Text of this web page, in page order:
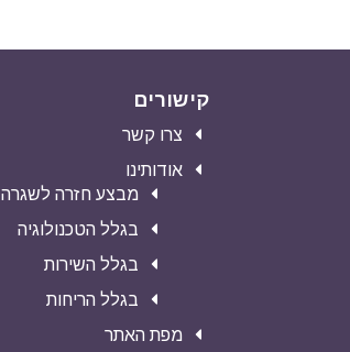
קישורים
צרו קשר
אודותינו
מבצע חזרה לשגרה
בגלל הטכנולוגיה
בגלל השירות
בגלל הריחות
מפת האתר